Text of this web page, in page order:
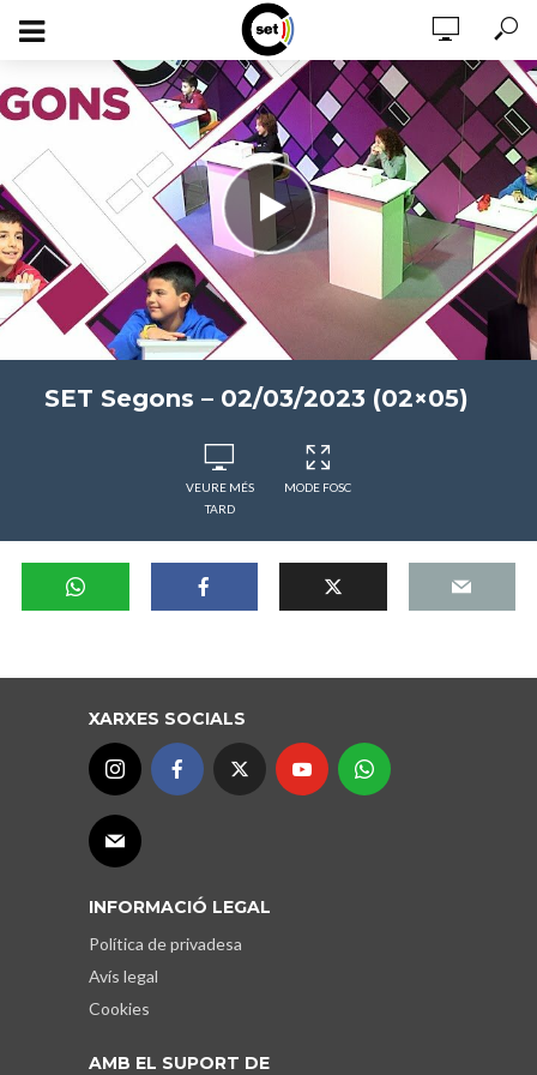
SET Segons – 02/03/2023 (02×05)
VEURE MÉS
TARD
MODE FOSC
XARXES SOCIALS
INFORMACIÓ LEGAL
Política de privadesa
Avís legal
Cookies
AMB EL SUPORT DE